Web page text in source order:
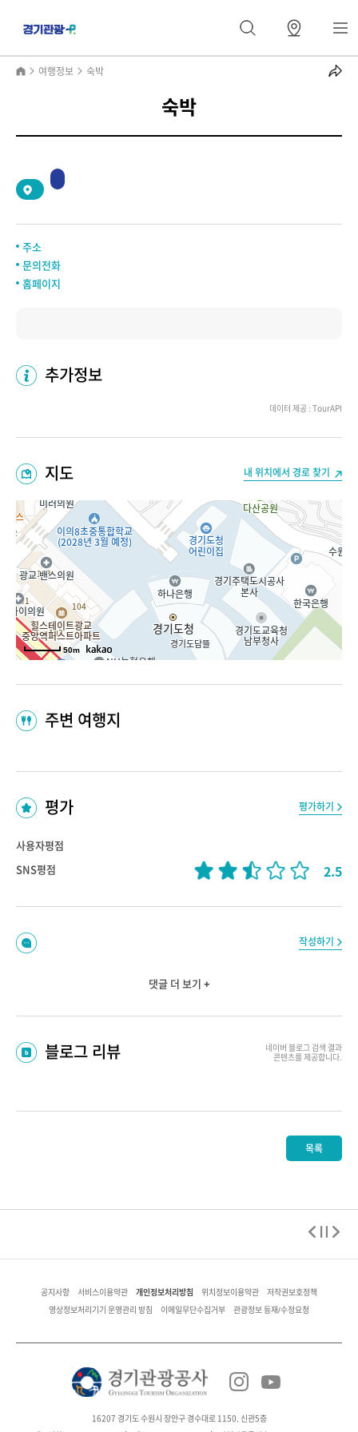
여행정보 숙박
숙박
주소
문의전화
홈페이지
추가정보
데이터 제공 : TourAPI
지도 내 위치에서 경로 찾기
50m
주변 여행지
평가 평가하기
사용자평점
SNS평점 2.5
작성하기
댓글 더 보기 +
블로그 리뷰 네이버 블로그 검색 결과
콘텐츠를 제공합니다.
목록
공지사항 서비스이용약관 개인정보처리방침 위치정보이용약관 저작권보호정책
영상정보처리기기 운영관리 방침 이메일무단수집거부 관광정보 등재/수정요청
16207 경기도 수원시 장안구 경수대로 1150, 신관5층